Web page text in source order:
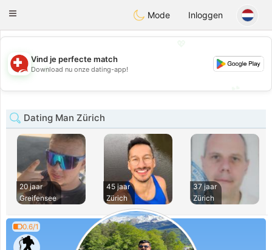
Suissi
Toggle
Mode Inloggen
💖
💕
Vind je perfecte match
Download nu onze dating-app!
Dating Man Zürich
20 jaar
Greifensee
45 jaar
Zürich
37 jaar
Zürich
0.6/1